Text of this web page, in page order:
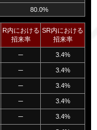
80.0%
R内における
招来率
SR内における
招来率
─ 3.4%
─ 3.4%
─ 3.4%
─ 3.4%
─ 3.4%